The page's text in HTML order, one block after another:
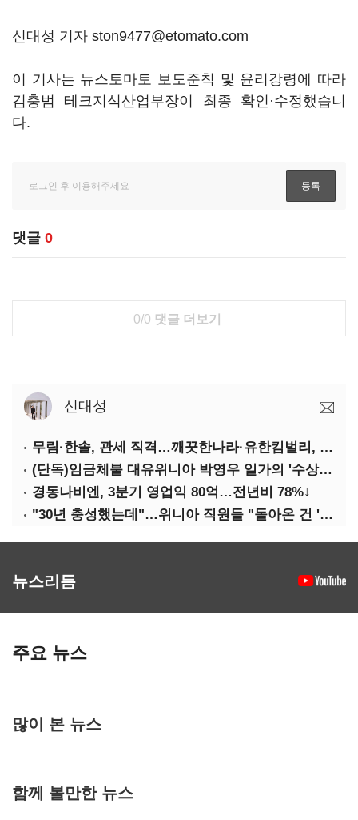
신대성 기자 ston9477@etomato.com
이 기사는 뉴스토마토 보도준칙 및 윤리강령에 따라
김충범 테크지식산업부장이 최종 확인·수정했습니
다.
댓글 0
0/0 댓글 더보기
신대성
무림·한솔, 관세 직격…깨끗한나라·유한킴벌리, 수익성 악화
(단독)임금체불 대유위니아 박영우 일가의 '수상한 별장'
경동나비엔, 3분기 영업익 80억…전년비 78%↓
"30년 충성했는데"…위니아 직원들 "돌아온 건 '배신'"
뉴스리듬
주요 뉴스
많이 본 뉴스
함께 볼만한 뉴스